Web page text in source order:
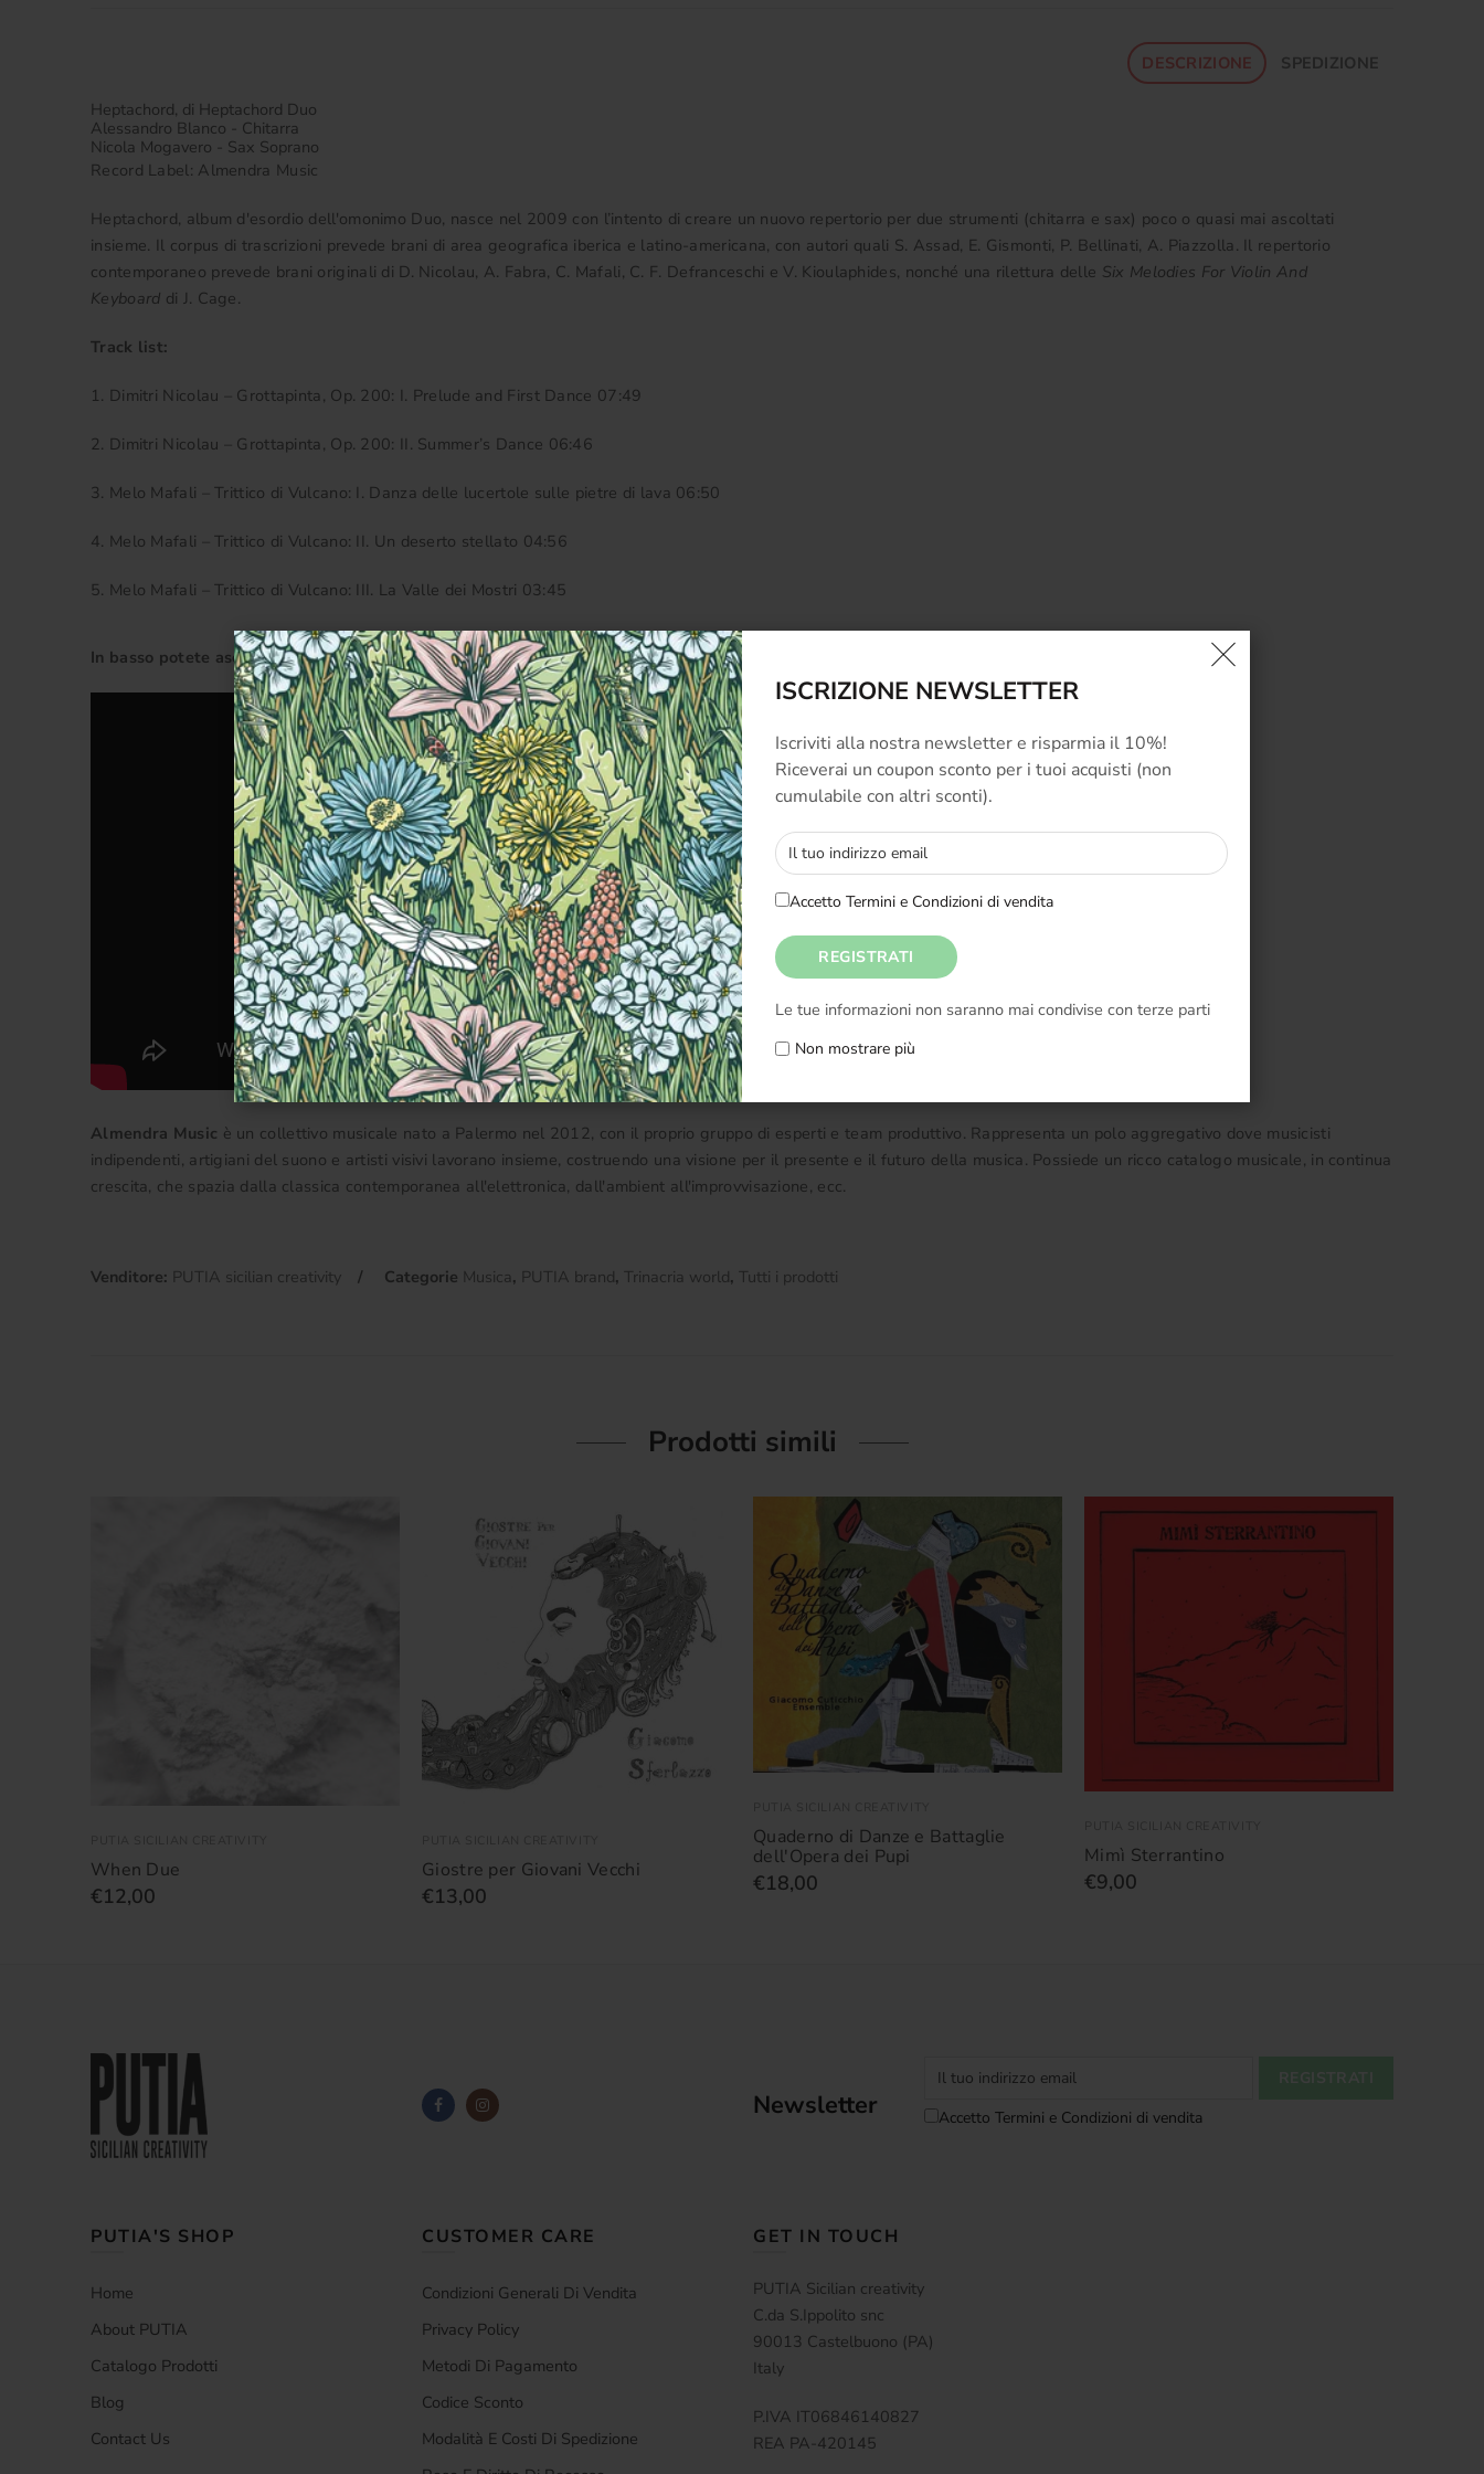
ISCRIZIONE NEWSLETTER
Iscriviti alla nostra newsletter e risparmia il 10%!
Riceverai un coupon sconto per i tuoi acquisti (non
cumulabile con altri sconti).
Accetto Termini e Condizioni di vendita
Le tue informazioni non saranno mai condivise con terze parti
Non mostrare più
DESCRIZIONE SPEDIZIONE
Heptachord, di Heptachord Duo
Alessandro Blanco - Chitarra
Nicola Mogavero - Sax Soprano
Record Label: Almendra Music
Heptachord, album d'esordio dell'omonimo Duo, nasce nel 2009 con l’intento di creare un nuovo repertorio per due strumenti (chitarra e sax) poco o quasi mai ascoltati
insieme. Il corpus di trascrizioni prevede brani di area geografica iberica e latino-americana, con autori quali S. Assad, E. Gismonti, P. Bellinati, A. Piazzolla. Il repertorio
contemporaneo prevede brani originali di D. Nicolau, A. Fabra, C. Mafali, C. F. Defranceschi e V. Kioulaphides, nonché una rilettura delle Six Melodies For Violin And
Keyboard di J. Cage.
Track list:
1. Dimitri Nicolau – Grottapinta, Op. 200: I. Prelude and First Dance 07:49
2. Dimitri Nicolau – Grottapinta, Op. 200: II. Summer’s Dance 06:46
3. Melo Mafali – Trittico di Vulcano: I. Danza delle lucertole sulle pietre di lava 06:50
4. Melo Mafali – Trittico di Vulcano: II. Un deserto stellato 04:56
5. Melo Mafali – Trittico di Vulcano: III. La Valle dei Mostri 03:45
In basso potete ascoltare il primo brano dell'album: Grottapinta, Op. 200: I. Prelude and First Dance.
Almendra Music è un collettivo musicale nato a Palermo nel 2012, con il proprio gruppo di esperti e team produttivo. Rappresenta un polo aggregativo dove musicisti
indipendenti, artigiani del suono e artisti visivi lavorano insieme, costruendo una visione per il presente e il futuro della musica. Possiede un ricco catalogo musicale, in continua
crescita, che spazia dalla classica contemporanea all'elettronica, dall'ambient all'improvvisazione, ecc.
Venditore: PUTIA sicilian creativity Categorie Musica, PUTIA brand, Trinacria world, Tutti i prodotti
Prodotti simili
When Due
€12,00
Giostre per Giovani Vecchi
€13,00
Quaderno di Danze e Battaglie
dell'Opera dei Pupi
€18,00
Mimì Sterrantino
€9,00
Newsletter Accetto Termini e Condizioni di vendita
PUTIA'S SHOP
Home
About PUTIA
Catalogo Prodotti
Blog
Contact Us
CUSTOMER CARE
Condizioni Generali Di Vendita
Privacy Policy
Metodi Di Pagamento
Codice Sconto
Modalità E Costi Di Spedizione
GET IN TOUCH
PUTIA Sicilian creativity
C.da S.Ippolito snc
90013 Castelbuono (PA)
Italy
P.IVA IT06846140827
REA PA-420145